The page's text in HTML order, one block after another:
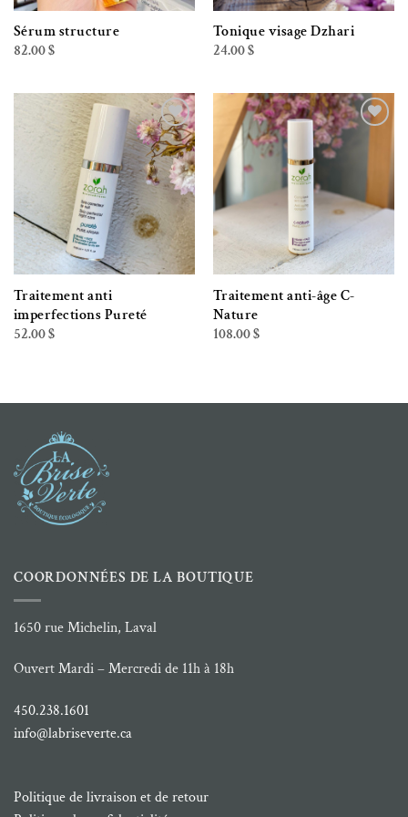
Sérum structure
82.00$
Tonique visage Dzhari
24.00$
Ajouter à la liste de souhaits
Traitement anti
imperfections Pureté
52.00$
Ajouter à la liste de souhaits
Traitement anti-âge C-
Nature
108.00$
COORDONNÉES DE LA BOUTIQUE
1650 rue Michelin, Laval
Ouvert Mardi – Mercredi de 11h à 18h
450.238.1601
info@labriseverte.ca
Politique de livraison et de retour